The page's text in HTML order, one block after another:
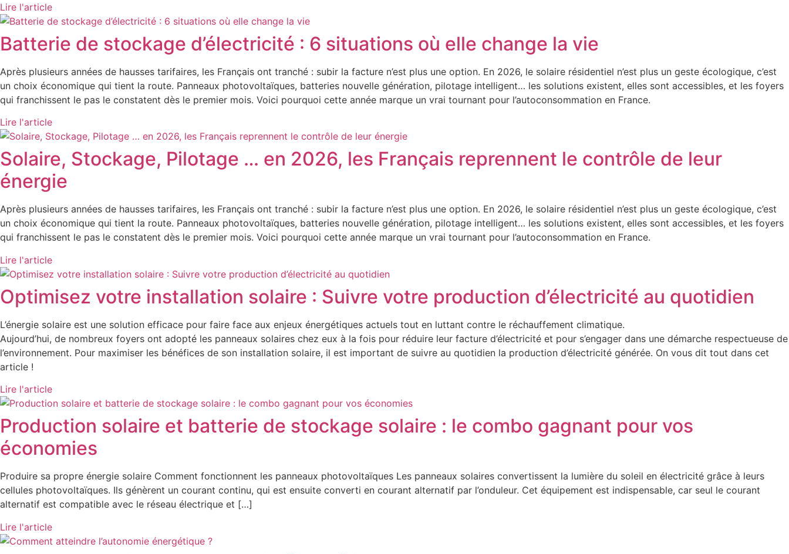
Lire l'article
Batterie de stockage d’électricité : 6 situations où elle change la vie
Après plusieurs années de hausses tarifaires, les Français ont tranché : subir la facture n’est plus une option. En 2026, le solaire résidentiel n’est plus un geste écologique, c’est
un choix économique qui tient la route. Panneaux photovoltaïques, batteries nouvelle génération, pilotage intelligent… les solutions existent, elles sont accessibles, et les foyers
qui franchissent le pas le constatent dès le premier mois. Voici pourquoi cette année marque un vrai tournant pour l’autoconsommation en France.
Lire l'article
Solaire, Stockage, Pilotage … en 2026, les Français reprennent le contrôle de leur
énergie
Après plusieurs années de hausses tarifaires, les Français ont tranché : subir la facture n’est plus une option. En 2026, le solaire résidentiel n’est plus un geste écologique, c’est
un choix économique qui tient la route. Panneaux photovoltaïques, batteries nouvelle génération, pilotage intelligent… les solutions existent, elles sont accessibles, et les foyers
qui franchissent le pas le constatent dès le premier mois. Voici pourquoi cette année marque un vrai tournant pour l’autoconsommation en France.
Lire l'article
Optimisez votre installation solaire : Suivre votre production d’électricité au quotidien
L’énergie solaire est une solution efficace pour faire face aux enjeux énergétiques actuels tout en luttant contre le réchauffement climatique.
Aujourd’hui, de nombreux foyers ont adopté les panneaux solaires chez eux à la fois pour réduire leur facture d’électricité et pour s’engager dans une démarche respectueuse de
l’environnement. Pour maximiser les bénéfices de son installation solaire, il est important de suivre au quotidien la production d’électricité générée. On vous dit tout dans cet
article !
Lire l'article
Production solaire et batterie de stockage solaire : le combo gagnant pour vos
économies
Produire sa propre énergie solaire Comment fonctionnent les panneaux photovoltaïques Les panneaux solaires convertissent la lumière du soleil en électricité grâce à leurs
cellules photovoltaïques. Ils génèrent un courant continu, qui est ensuite converti en courant alternatif par l’onduleur. Cet équipement est indispensable, car seul le courant
alternatif est compatible avec le réseau électrique et […]
Lire l'article